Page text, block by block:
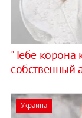
"Тебе корона
собственный
Украина